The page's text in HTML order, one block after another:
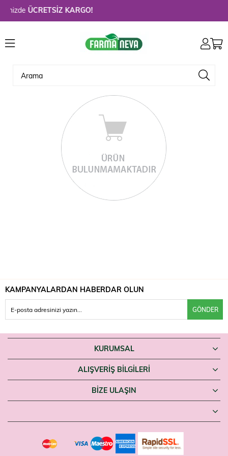
ÜCRETSİZ KARGO!
KAMPANYALARDAN HABERDAR OLUN
GÖNDER
KURUMSAL
ALIŞVERİŞ BİLGİLERİ
BIZE ULAŞIN